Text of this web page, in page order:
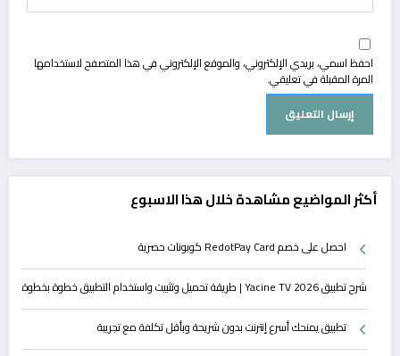
احفظ اسمي، بريدي الإلكتروني، والموقع الإلكتروني في هذا المتصفح لاستخدامها
المرة المقبلة في تعليقي.
أكثر المواضيع مشاهدة خلال هذا الاسبوع
احصل على خصم RedotPay Card كوبونات حصرية
شرح تطبيق Yacine TV 2026 | طريقة تحميل وتثبيت واستخدام التطبيق خطوة بخطوة
تطبيق يمنحك أسرع إنترنت بدون شريحة وبأقل تكلفة مع تجريبة